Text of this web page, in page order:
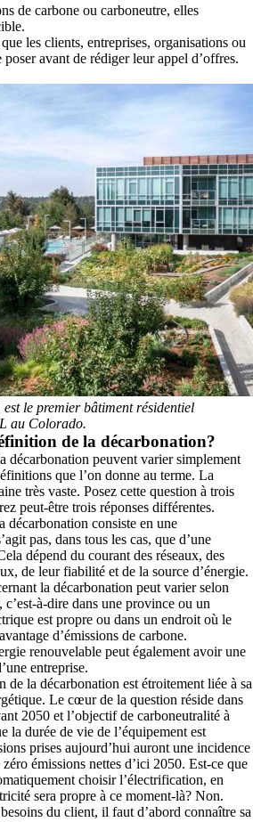
de carbone ou carboneutre, elles
les clients, entreprises, organisations ou
avant de rédiger leur appel d’offres.
est le premier bâtiment résidentiel
au Colorado.
de la décarbonation?
décarbonation peuvent varier simplement
que l’on donne au terme. La
très vaste. Posez cette question à trois
peut-être trois réponses différentes.
décarbonation consiste en une
pas, dans tous les cas, que d’une
dépend du courant des réseaux, des
de leur fiabilité et de la source d’énergie.
la décarbonation peut varier selon
c’est-à-dire dans une province ou un
est propre ou dans un endroit où le
d’émissions de carbone.
renouvelable peut également avoir une
entreprise.
la décarbonation est étroitement liée à sa
Le cœur de la question réside dans
2050 et l’objectif de carboneutralité à
la durée de vie de l’équipement est
prises aujourd’hui auront une incidence
émissions nettes d’ici 2050. Est-ce que
choisir l’électrification, en
sera propre à ce moment-là? Non.
du client, il faut d’abord connaître sa